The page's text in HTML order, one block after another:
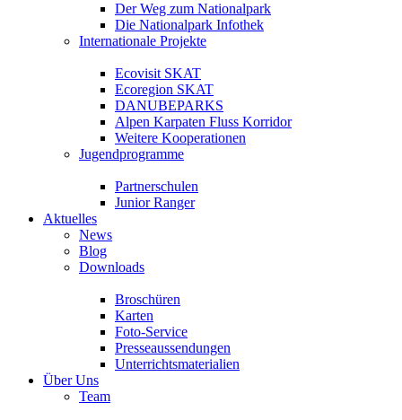
Der Weg zum Nationalpark
Die Nationalpark Infothek
Internationale Projekte
Ecovisit SKAT
Ecoregion SKAT
DANUBEPARKS
Alpen Karpaten Fluss Korridor
Weitere Kooperationen
Jugendprogramme
Partnerschulen
Junior Ranger
Aktuelles
News
Blog
Downloads
Broschüren
Karten
Foto-Service
Presseaussendungen
Unterrichtsmaterialien
Über Uns
Team